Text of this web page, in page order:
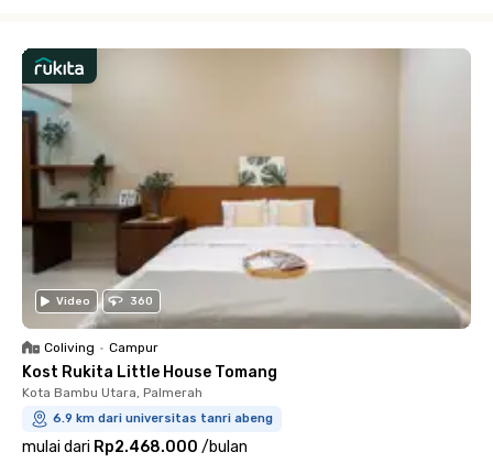
Video 360
Coliving • Campur
Kost Rukita Little House Tomang
Kota Bambu Utara, Palmerah
6.9 km dari universitas tanri abeng
mulai dari Rp2.468.000 /bulan